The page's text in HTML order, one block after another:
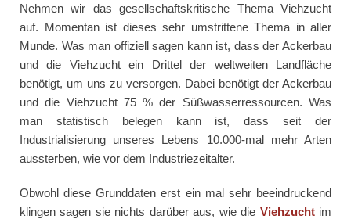
Nehmen wir das gesellschaftskritische Thema Viehzucht
auf. Momentan ist dieses sehr umstrittene Thema in aller
Munde. Was man offiziell sagen kann ist, dass der Ackerbau
und die Viehzucht ein Drittel der weltweiten Landfläche
benötigt, um uns zu versorgen. Dabei benötigt der Ackerbau
und die Viehzucht 75 % der Süßwasserressourcen. Was
man statistisch belegen kann ist, dass seit der
Industrialisierung unseres Lebens 10.000-mal mehr Arten
aussterben, wie vor dem Industriezeitalter.
Obwohl diese Grunddaten erst ein mal sehr beeindruckend
klingen sagen sie nichts darüber aus, wie die Viehzuchtim